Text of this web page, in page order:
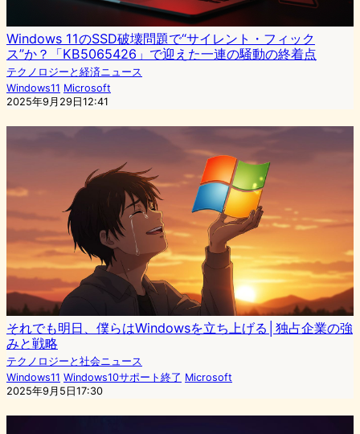
Windows 11のSSD破壊問題で“サイレント・フィック
ス”か？「KB5065426」で迎えた一連の騒動の終着点
テクノロジーと経済ニュース
Windows11 Microsoft
2025年9月29日12:41
それでも明日、僕らはWindowsを立ち上げる│独占企業の強
みと戦略
テクノロジーと社会ニュース
Windows11 Windows10サポート終了 Microsoft
2025年9月5日17:30